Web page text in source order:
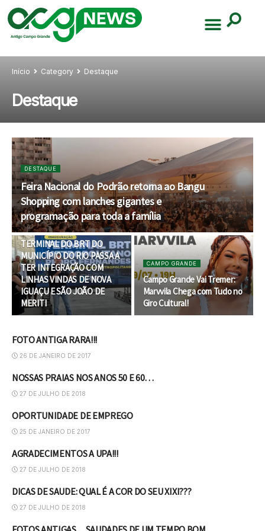
Início Category Destaque
Destaque
DESTAQUE
Feira Nacional do Podrão retorna ao Bangu
Shopping com lanches gigantes e
programação para toda a família
DESTAQUE
TERMINAL DO BRT DO
MUNICÍPIO DO RIO PASSA A
TER INTEGRAÇÃO COM
LINHAS VINDAS DE NOVA
IGUAÇU E SÃO JOÃO DE
MERITI
CAMPO GRANDE
Campo Grande Vai Tremer:
Marvvila Chega com Tudo no
Giro Cultural!
DESTAQUE
FOTO ANTIGA RARA!!!
26 DE JANEIRO DE 2017
DESTAQUE
NOSSAS PRAIAS NOS ANOS 50 E 60…
27 DE JULHO DE 2018
DESTAQUE
OPORTUNIDADE DE EMPREGO
25 DE JANEIRO DE 2017
DESTAQUE
AGRADECIMENTOS A UPA!!!
27 DE JULHO DE 2018
DESTAQUE
DICAS DE SAUDE: QUAL É A COR DO SEU XIXI???
27 DE JULHO DE 2018